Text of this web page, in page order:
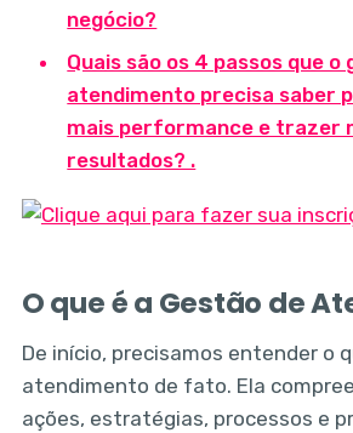
negócio?
Quais são os 4 passos que o
atendimento precisa saber
mais performance e trazer
resultados? .
O que é a Gestão de
De início, precisamos entender o
atendimento de fato. Ela
ações, estratégias, processos e